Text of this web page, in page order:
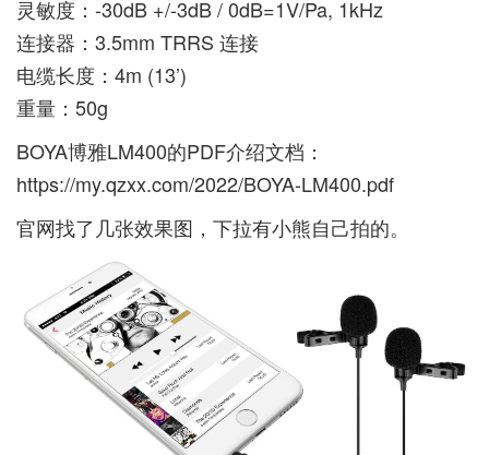
灵敏度：-30dB +/-3dB / 0dB=1V/Pa, 1kHz
连接器：3.5mm TRRS 连接
电缆长度：4m (13’)
重量：50g
BOYA博雅LM400的PDF介绍文档：
https://my.qzxx.com/2022/BOYA-LM400.pdf
官网找了几张效果图，下拉有小熊自己拍的。